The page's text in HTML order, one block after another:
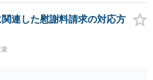
限りません。そのため、追加費用が発
約書と弁護士の説明を確認した方がよ
も、契約内容次第です。通常は、実際
が発生する契約が多いと思われます
や「和解成立時」など、回収前に報
能性もあります。 依頼している弁護
で契約内で対応してもらえるのか、追
連した慰謝料請求の対応方